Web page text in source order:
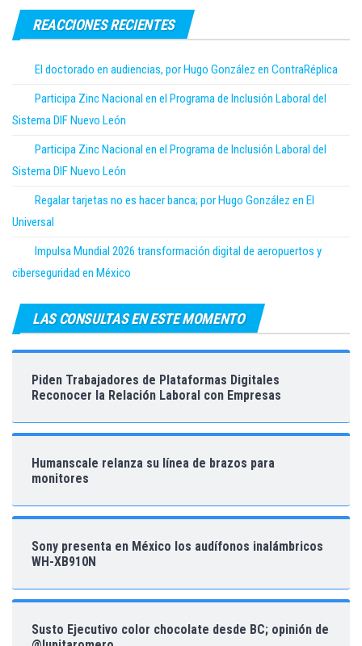
REACCIONES RECIENTES
El doctorado en audiencias, por Hugo González en ContraRéplica
Participa Zinc Nacional en el Programa de Inclusión Laboral del
Sistema DIF Nuevo León
Participa Zinc Nacional en el Programa de Inclusión Laboral del
Sistema DIF Nuevo León
Regalar tarjetas no es hacer banca; por Hugo González en El
Universal
Impulsa Mundial 2026 transformación digital de aeropuertos y
ciberseguridad en México
LAS CONSULTAS EN ESTE MOMENTO
Piden Trabajadores de Plataformas Digitales
Reconocer la Relación Laboral con Empresas
Humanscale relanza su línea de brazos para
monitores
Sony presenta en México los audífonos inalámbricos
WH-XB910N
Susto Ejecutivo color chocolate desde BC; opinión de